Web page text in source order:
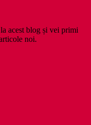
acest blog și vei primi
noi.